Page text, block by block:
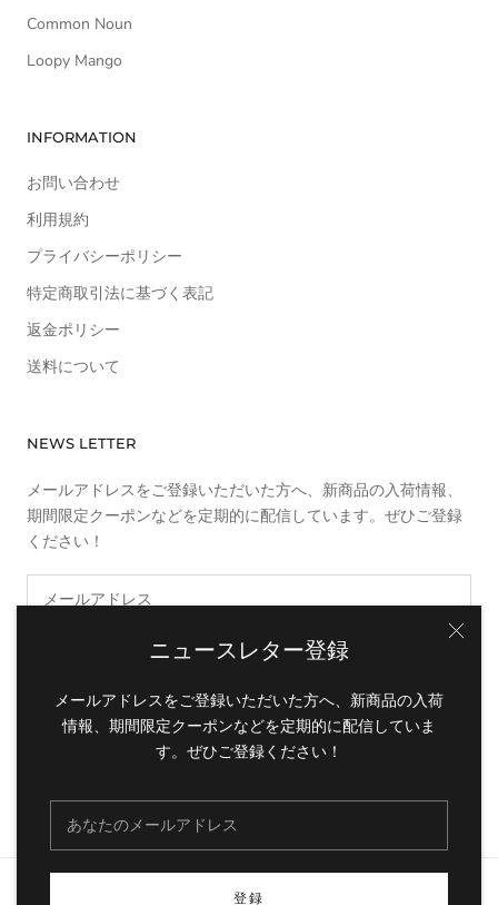
ニュースレター登録
メールアドレスをご登録いただいた方へ、新商品の入荷
情報、期間限定クーポンなどを定期的に配信していま
す。ぜひご登録ください！
登録
Common Noun
Loopy Mango
INFORMATION
お問い合わせ
利用規約
プライバシーポリシー
特定商取引法に基づく表記
返金ポリシー
送料について
NEWS LETTER
メールアドレスをご登録いただいた方へ、新商品の入荷情報、
期間限定クーポンなどを定期的に配信しています。ぜひご登録
ください！